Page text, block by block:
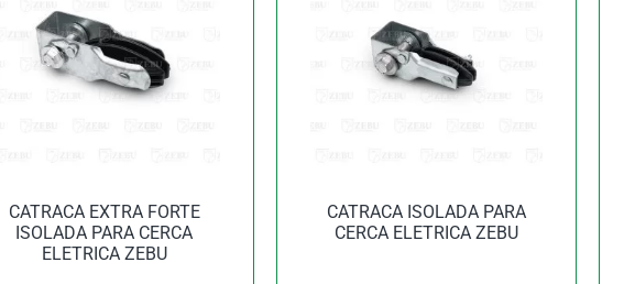
CATRACA EXTRA FORTE
ISOLADA PARA CERCA
ELETRICA ZEBU
CATRACA ISOLADA PARA
CERCA ELETRICA ZEBU